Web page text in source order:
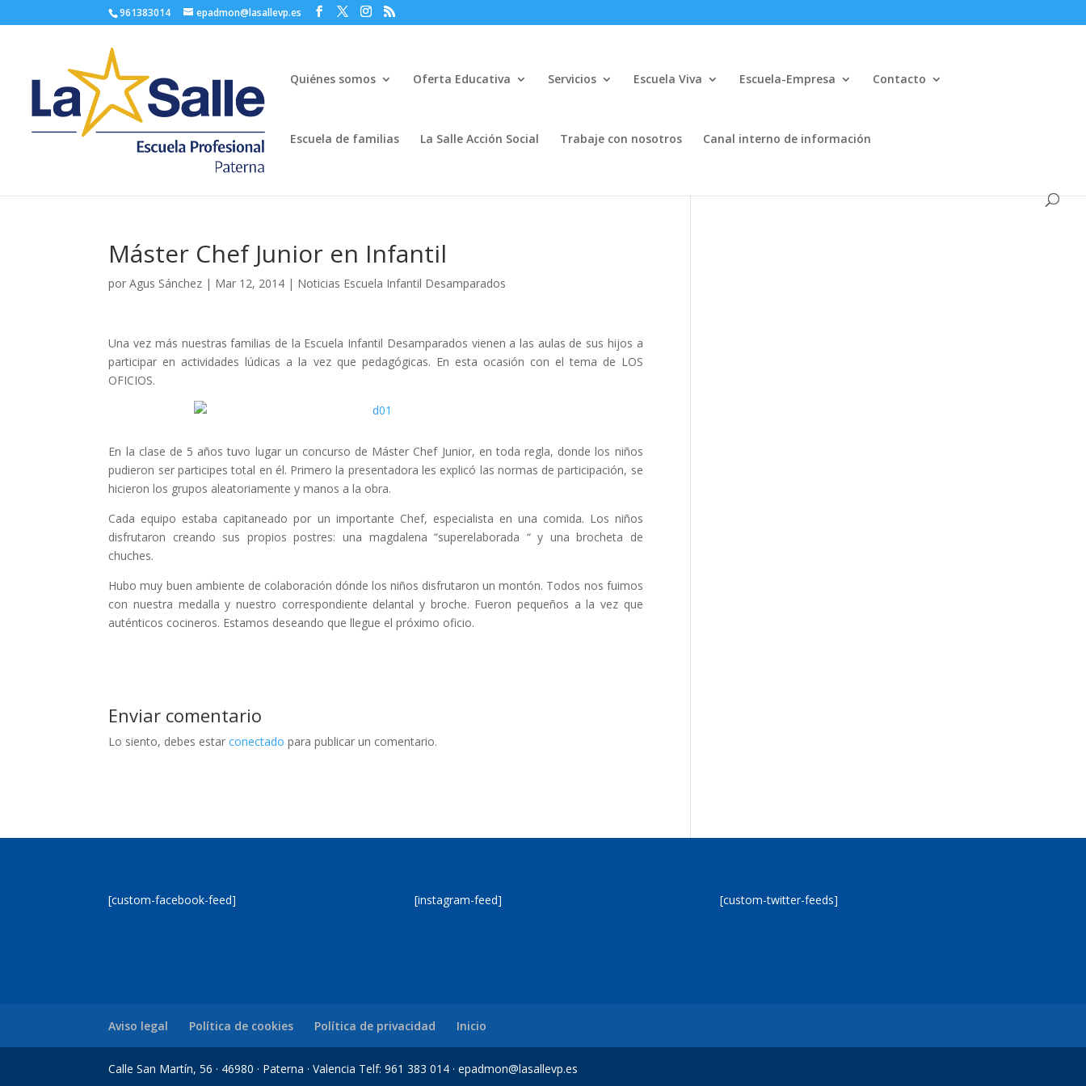
961383014 epadmon@lasallevp.es
Quiénes somos Oferta Educativa Servicios Escuela Viva Escuela-Empresa Contacto
Escuela de familias La Salle Acción Social Trabaje con nosotros Canal interno de información
Máster Chef Junior en Infantil
porAgus Sánchez | Mar 12, 2014 | Noticias Escuela Infantil Desamparados
Una vez más nuestras familias de la Escuela Infantil Desamparados vienen a las aulas de sus hijos a
participar en actividades lúdicas a la vez que pedagógicas. En esta ocasión con el tema de LOS
OFICIOS.
En la clase de 5 años tuvo lugar un concurso de Máster Chef Junior, en toda regla, donde los niños
pudieron ser participes total en él. Primero la presentadora les explicó las normas de participación, se
hicieron los grupos aleatoriamente y manos a la obra.
Cada equipo estaba capitaneado por un importante Chef, especialista en una comida. Los niños
disfrutaron creando sus propios postres: una magdalena “superelaborada “ y una brocheta de
chuches.
Hubo muy buen ambiente de colaboración dónde los niños disfrutaron un montón. Todos nos fuimos
con nuestra medalla y nuestro correspondiente delantal y broche. Fueron pequeños a la vez que
auténticos cocineros. Estamos deseando que llegue el próximo oficio.
Enviar comentario
Lo siento, debes estarconectado para publicar un comentario.
[custom-facebook-feed] [instagram-feed] [custom-twitter-feeds]
Aviso legal Política de cookies Política de privacidad Inicio
Calle San Martín, 56 · 46980 · Paterna · Valencia Telf: 961 383 014 · epadmon@lasallevp.es